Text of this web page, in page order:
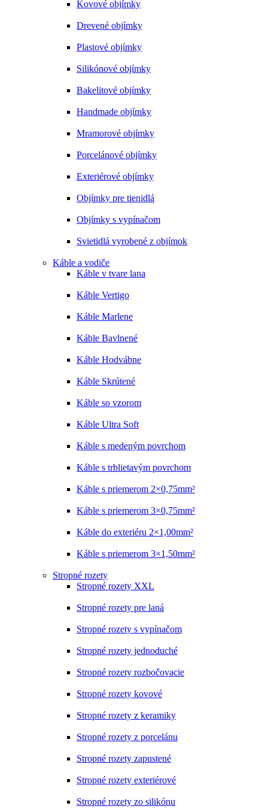
Kovové objímky
Drevené objímky
Plastové objímky
Silikónové objímky
Bakelitové objímky
Handmade objímky
Mramorové objímky
Porcelánové objímky
Exteriérové objímky
Objímky pre tienidlá
Objímky s vypínačom
Svietidlá vyrobené z objímok
Káble a vodiče
Káble v tvare lana
Káble Vertigo
Káble Marlene
Káble Bavlnené
Káble Hodvábne
Káble Skrútené
Káble so vzorom
Káble Ultra Soft
Káble s medeným povrchom
Káble s trblietavým povrchom
Káble s priemerom 2×0,75mm²
Káble s priemerom 3×0,75mm²
Káble do exteriéru 2×1,00mm²
Káble s priemerom 3×1,50mm²
Stropné rozety
Stropné rozety XXL
Stropné rozety pre laná
Stropné rozety s vypínačom
Stropné rozety jednoduché
Stropné rozety rozbočovacie
Stropné rozety kovové
Stropné rozety z keramiky
Stropné rozety z porcelánu
Stropné rozety zapustené
Stropné rozety exteriérové
Stropné rozety zo silikónu